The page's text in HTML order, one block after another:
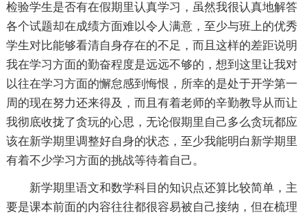
检验学生是否有在假期里认真学习，虽然我很认真地解答
各个试题却在成绩方面难以令人满意，至少与班上的优秀
学生对比能够看清自身存在的不足，而且这样的差距说明
我在学习方面的勤奋程度是远远不够的，想到这里让我对
以往在学习方面的懈怠感到悔恨，所幸的是处于开学第一
周的现在努力还来得及，而且有着老师的辛勤教导从而让
我彻底收拢了贪玩的心思，无论假期里自己多么贪玩都应
该在新学期里调整好自身的状态，至少我能明白新学期里
有着不少学习方面的挑战等待着自己。
新学期里语文和数学科目的知识点还算比较简单，主
要是课本前面的内容往往都很容易被自己接纳，但在梳理